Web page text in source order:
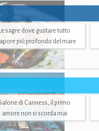
Le sagre dove gustare tutto
più profondo del mare
di Canness, il primo
amore non si scorda mai